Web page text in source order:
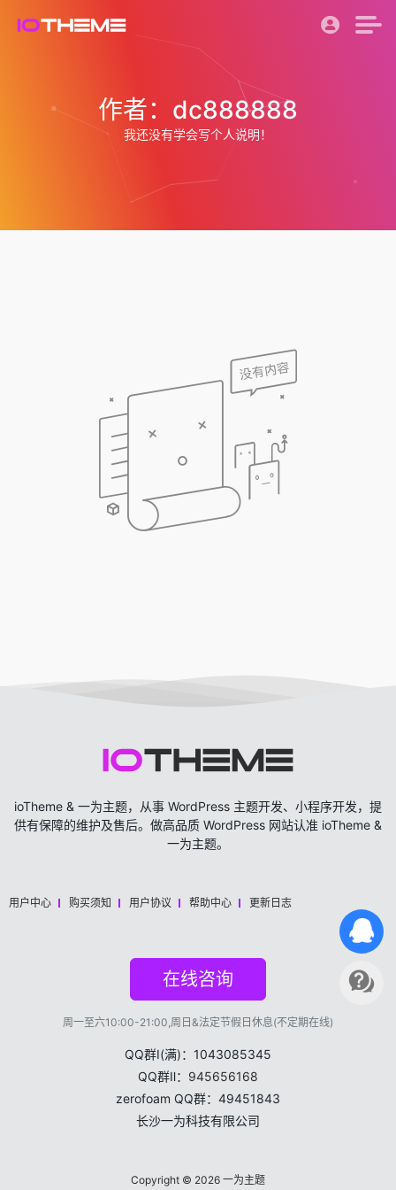
作者：dc888888
我还没有学会写个人说明！
ioTheme & 一为主题，从事 WordPress 主题开发、小程序开发，提
供有保障的维护及售后。做高品质 WordPress 网站认准 ioTheme &
一为主题。
用户中心 购买须知 用户协议 帮助中心 更新日志
在线咨询
周一至六10:00-21:00,周日&法定节假日休息(不定期在线)
QQ群Ⅰ(满)：1043085345
QQ群Ⅱ： 945656168
zerofoam QQ群：49451843
长沙一为科技有限公司
Copyright © 2026 一为主题